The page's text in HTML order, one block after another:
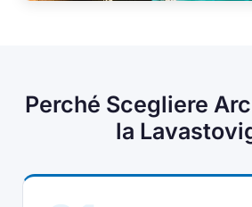
Perché Scegliere
la